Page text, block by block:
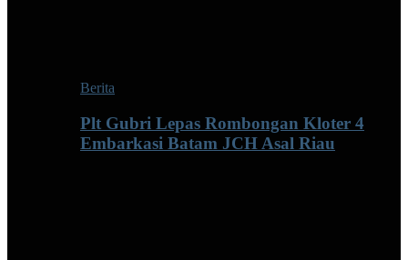
Berita
Plt Gubri Lepas Rombongan Kloter 4
Embarkasi Batam JCH Asal Riau